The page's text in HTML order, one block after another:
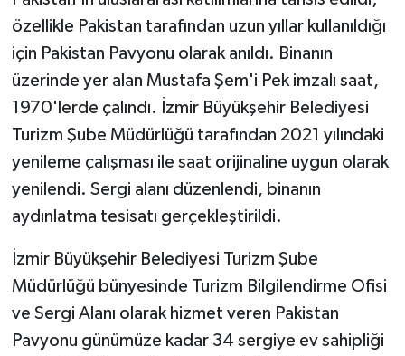
özellikle Pakistan tarafından uzun yıllar kullanıldığı
için Pakistan Pavyonu olarak anıldı. Binanın
üzerinde yer alan Mustafa Şem'i Pek imzalı saat,
1970'lerde çalındı. İzmir Büyükşehir Belediyesi
Turizm Şube Müdürlüğü tarafından 2021 yılındaki
yenileme çalışması ile saat orijinaline uygun olarak
yenilendi. Sergi alanı düzenlendi, binanın
aydınlatma tesisatı gerçekleştirildi.
İzmir Büyükşehir Belediyesi Turizm Şube
Müdürlüğü bünyesinde Turizm Bilgilendirme Ofisi
ve Sergi Alanı olarak hizmet veren Pakistan
Pavyonu günümüze kadar 34 sergiye ev sahipliği